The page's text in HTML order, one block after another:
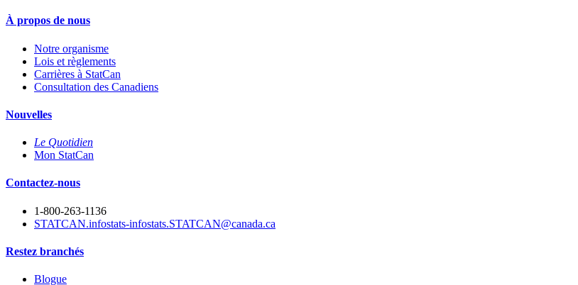
À propos de nous
Notre organisme
Lois et règlements
Carrières à StatCan
Consultation des Canadiens
Nouvelles
Le Quotidien
Mon StatCan
Contactez-nous
1-800-263-1136
STATCAN.infostats-infostats.STATCAN@canada.ca
Restez branchés
Blogue